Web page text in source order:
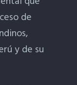
de
y de su